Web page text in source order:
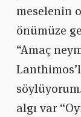
meselenin
önümüze
“Amaç
algı var